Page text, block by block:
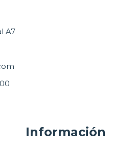
A7
Información